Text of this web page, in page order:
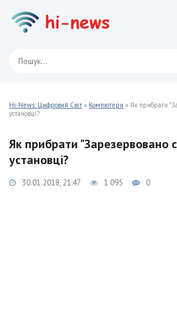
Hi-News: Цифровий Світ » Компютери » Як прибрати
установці?
Як прибрати "Зарезервовано
установці?
30.01.2018, 21:47 1 095 0